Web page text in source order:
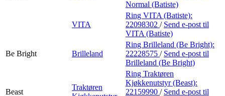
Normal (Batiste)
VITA
Ring VITA (Batiste):
22098302 / Send e-post til
VITA (Batiste)
Be Bright Brilleland
Ring Brilleland (Be Bright):
22228575 / Send e-post til
Brilleland (Be Bright)
Beast
Traktøren
Ring Traktøren
Kjøkkenutstyr (Beast):
22159990 / Send e-post til